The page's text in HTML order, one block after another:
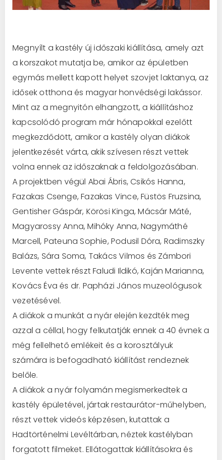
Megnyílt a kastély új időszaki kiállítása, amely azt
a korszakot mutatja be, amikor az épületben
egymás mellett kapott helyet szovjet laktanya, az
idősek otthona és magyar honvédségi lakássor.
Mint az a megnyitón elhangzott, a kiállításhoz
kapcsolódó program már hónapokkal ezelőtt
megkezdődött, amikor a kastély olyan diákok
jelentkezését várta, akik szívesen részt vettek
volna ennek az időszaknak a feldolgozásában.
A projektben végül Abai Ábris, Csikós Hanna,
Fazakas Csenge, Fazakas Vince, Füstös Fruzsina,
Gentisher Gáspár, Körösi Kinga, Mácsár Máté,
Magyarossy Anna, Mihóky Anna, Nagymáthé
Marcell, Pateuna Sophie, Podusil Dóra, Radimszky
Balázs, Sára Soma, Takács Vilmos és Zámbori
Levente vettek részt Faludi Ildikó, Kaján Marianna,
Kovács Éva és dr. Papházi János muzeológusok
vezetésével.
A diákok a munkát a nyár elején kezdték meg
azzal a céllal, hogy felkutatják ennek a 40 évnek a
még fellelhető emlékeit és a korosztályuk
számára is befogadható kiállítást rendeznek
belőle.
A diákok a nyár folyamán megismerkedtek a
kastély épületével, jártak restaurátor-műhelyben,
részt vettek videós képzésen, kutattak a
Hadtörténelmi Levéltárban, néztek kastélyban
forgatott filmeket. Ellátogattak kiállításokra és